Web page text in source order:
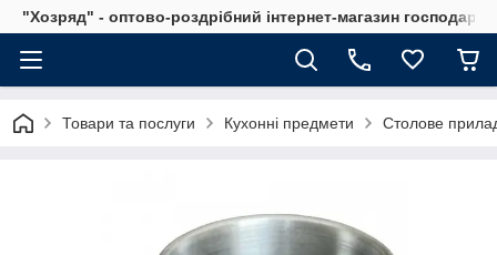
"Хозряд" - оптово-роздрібний інтернет-магазин
Товари та послуги Кухонні предмети Столове